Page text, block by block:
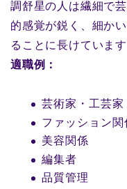
調舒星の人は繊細で
的感覚が鋭く、細か
ることに長けています
適職例：
芸術家・工芸家
ファッション関
美容関係
編集者
品質管理